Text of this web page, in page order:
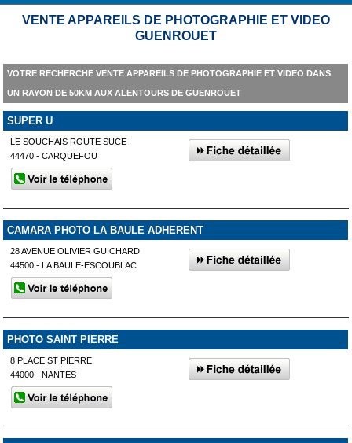
VENTE APPAREILS DE PHOTOGRAPHIE ET VIDEO
GUENROUET
VOTRE RECHERCHE VENTE APPAREILS DE PHOTOGRAPHIE ET VIDEO DANS
UN RAYON DE 50KM AUX ALENTOURS DE GUENROUET
SUPER U
LE SOUCHAIS ROUTE SUCE
44470 - CARQUEFOU
CAMARA PHOTO LA BAULE ADHERENT
28 AVENUE OLIVIER GUICHARD
44500 - LA BAULE-ESCOUBLAC
PHOTO SAINT PIERRE
8 PLACE ST PIERRE
44000 - NANTES